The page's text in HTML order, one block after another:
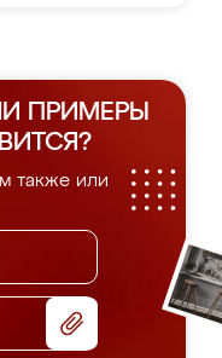
ПРИМЕРЫ
также или